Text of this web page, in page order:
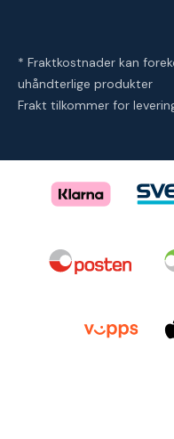
* Fraktkostnader kan
uhåndterlige produkter
Frakt tilkommer for